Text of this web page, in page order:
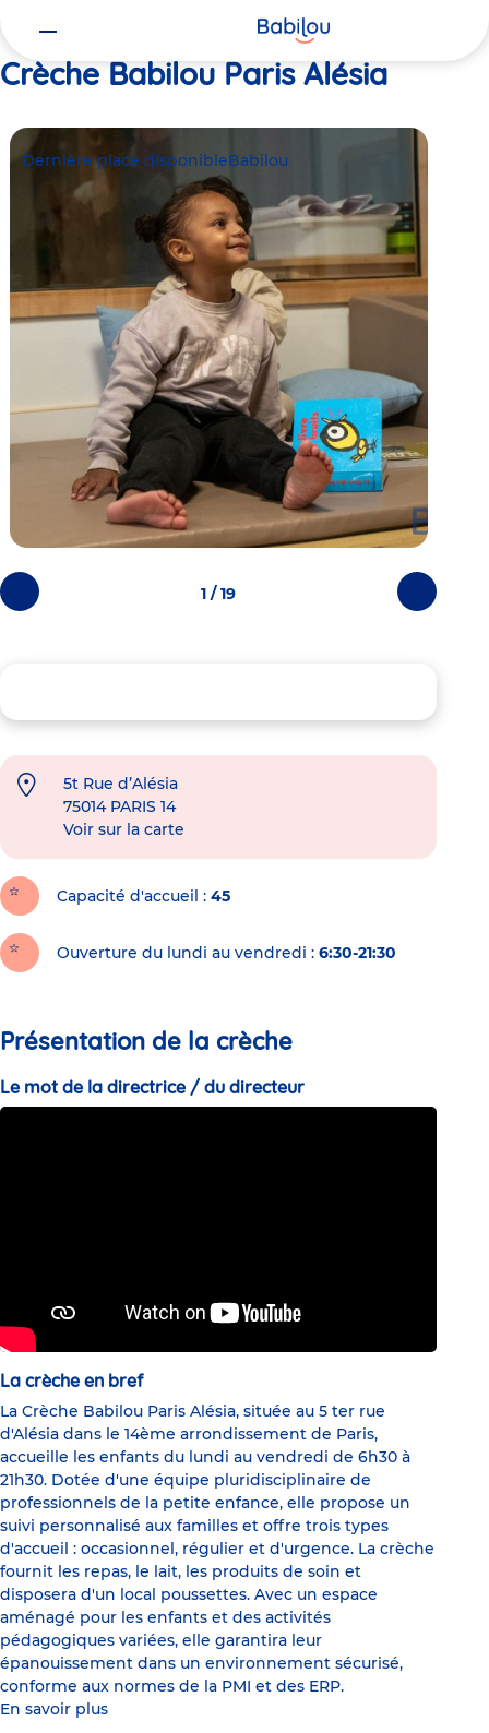
Crèche Babilou Paris Alésia
Photos
précédentes
Photos
suivantes
Dernière place disponibleBabilou
1 / 19
5t Rue d’Alésia
75014 PARIS 14
Voir sur la carte
Capacité d'accueil 45
Ouverture du lundi au vendredi : 6:30-21:30
Présentation de la crèche
Le mot de la directrice / du directeur
La crèche en bref
La Crèche Babilou Paris Alésia, située au 5 ter rue
d'Alésia dans le 14ème arrondissement de Paris,
accueille les enfants du lundi au vendredi de 6h30 à
21h30. Dotée d'une équipe pluridisciplinaire de
professionnels de la petite enfance, elle propose un
suivi personnalisé aux familles et offre trois types
d'accueil : occasionnel, régulier et d'urgence. La crèche
fournit les repas, le lait, les produits de soin et
disposera d'un local poussettes. Avec un espace
aménagé pour les enfants et des activités
pédagogiques variées, elle garantira leur
épanouissement dans un environnement sécurisé,
conforme aux normes de la PMI et des ERP.
En savoir plus